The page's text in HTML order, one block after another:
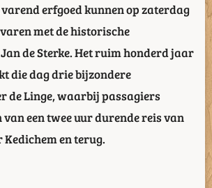
erfgoed kunnen op zaterdag
met de historische
de Sterke. Het ruim honderd jaar
die dag drie bijzondere
de Linge, waarbij passagiers
van een twee uur durende reis van
en terug.